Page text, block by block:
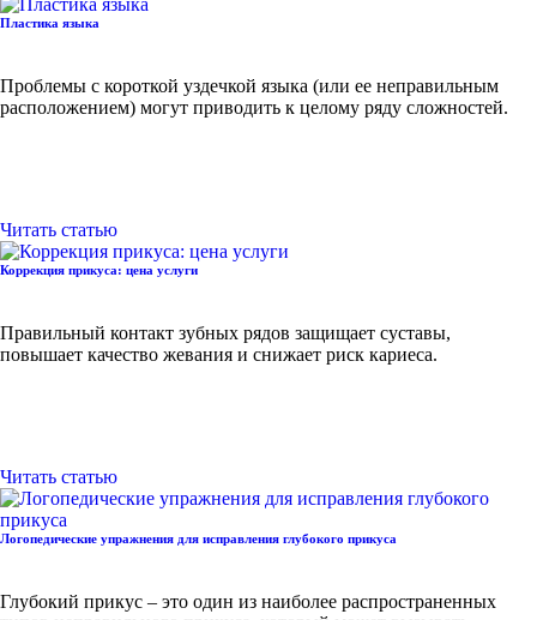
Пластика языка
Проблемы с короткой уздечкой языка (или ее неправильным
расположением) могут приводить к целому ряду сложностей.
Читать статью
Коррекция прикуса: цена услуги
Правильный контакт зубных рядов защищает суставы,
повышает качество жевания и снижает риск кариеса.
Читать статью
Логопедические упражнения для исправления глубокого прикуса
Глубокий прикус – это один из наиболее распространенных